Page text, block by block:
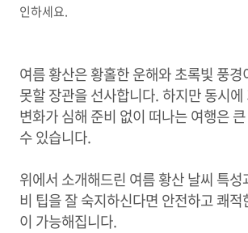
인하세요.
여름 황산은 황홀한 운해와 초록빛 풍경
못할 장관을 선사합니다. 하지만 동시
변화가 심해 준비 없이 떠나는 여행은
수 있습니다.
위에서 소개해드린 여름 황산 날씨 특
비 팁을 잘 숙지하신다면 안전하고 쾌적
이 가능해집니다.